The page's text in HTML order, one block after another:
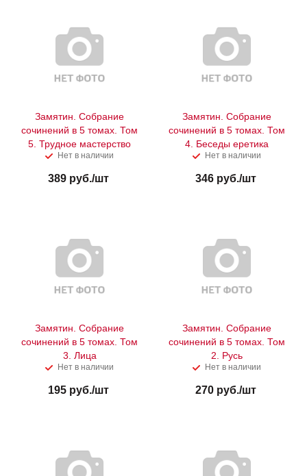
Замятин. Собрание
сочинений в 5 томах. Том
5. Трудное мастерство
Нет в наличии
389руб./шт
Замятин. Собрание
сочинений в 5 томах. Том
4. Беседы еретика
Нет в наличии
346руб./шт
Замятин. Собрание
сочинений в 5 томах. Том
3. Лица
Нет в наличии
195руб./шт
Замятин. Собрание
сочинений в 5 томах. Том
2. Русь
Нет в наличии
270руб./шт